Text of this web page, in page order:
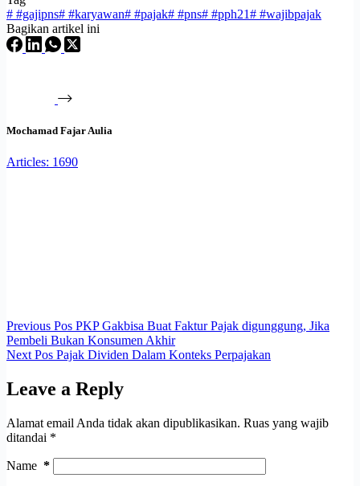
# #gajipns# #karyawan# #pajak# #pns# #pph21# #wajibpajak
Bagikan artikel ini
Mochamad Fajar Aulia
Articles: 1690
Previous Pos PKP Gakbisa Buat Faktur Pajak digunggung, Jika
Pembeli Bukan Konsumen Akhir
Next Pos Pajak Dividen Dalam Konteks Perpajakan
Leave a Reply
Alamat email Anda tidak akan dipublikasikan. Ruas yang wajib
ditandai *
Name *